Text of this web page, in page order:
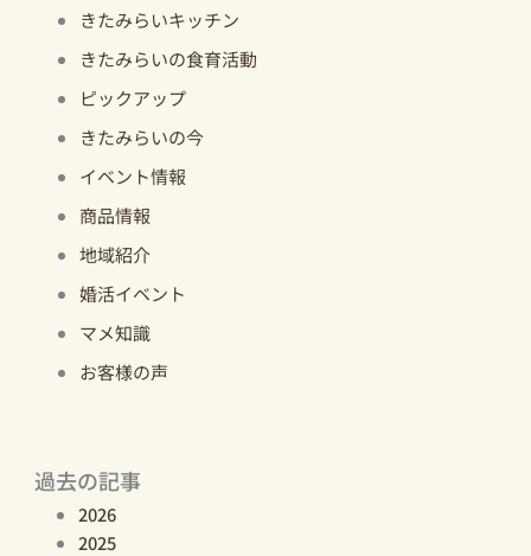
きたみらいキッチン
きたみらいの食育活動
ピックアップ
きたみらいの今
イベント情報
商品情報
地域紹介
婚活イベント
マメ知識
お客様の声
過去の記事
2026
2025